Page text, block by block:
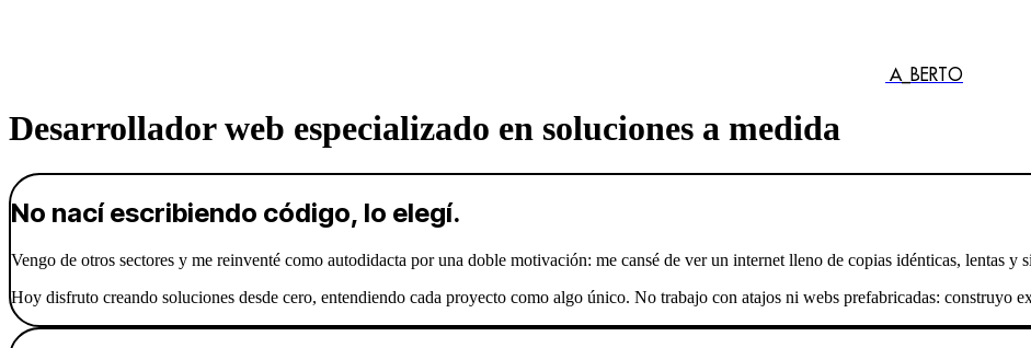
A_BERTO
Desarrollador web especializado en soluciones a medida
No nací escribiendo código, lo elegí.
Vengo de otros sectores y me reinventé como autodidacta por una doble motivación: me cansé de ver un internet lleno de copias idénticas, lentas y
Hoy disfruto creando soluciones desde cero, entendiendo cada proyecto como algo único. No trabajo con atajos ni webs prefabricadas: construyo